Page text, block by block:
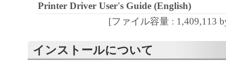
use with Products only on computers directly
connected to the Products (the "Designated
You may allow other users of other computers
Designated Computer to use the SOFTWARE,
Printer Driver User's Guide (English)
[ファイル容量 : 1,409,113
インストールについて